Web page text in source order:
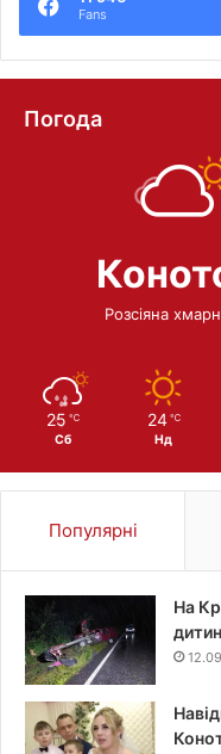
Fans
Погода
Розсіяна
25 ℃
Сб
24 ℃
Нд
Популярні
На